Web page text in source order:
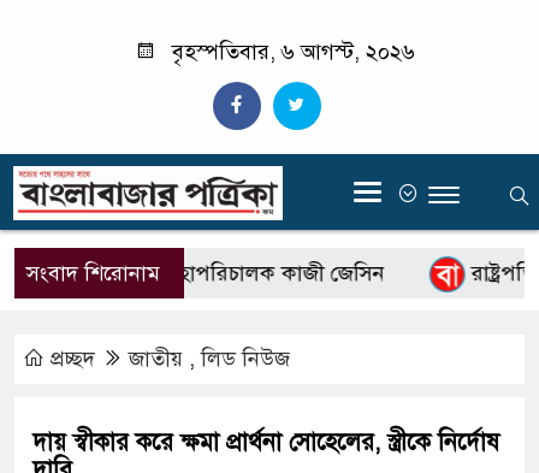
বৃহস্পতিবার, ৬ আগস্ট, ২০২৬
‍
সংবাদ শিরোনাম
বিটিভির নতুন মহাপরিচালক কাজী জেসিন রাষ্ট্রপতি
প্রচ্ছদ জাতীয় ,লিড নিউজ
দায় স্বীকার করে ক্ষমা প্রার্থনা সোহেলের, স্ত্রীকে নির্দোষ